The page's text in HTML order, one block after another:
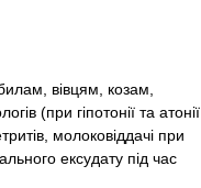
вівцям, козам,
(при гіпотонії та атонії
молоковіддачі при
ексудату під час